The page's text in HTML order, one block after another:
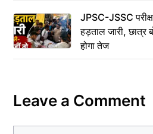
JPSC-JSSC
हड़ताल जारी,
होगा तेज
Leave a Comment